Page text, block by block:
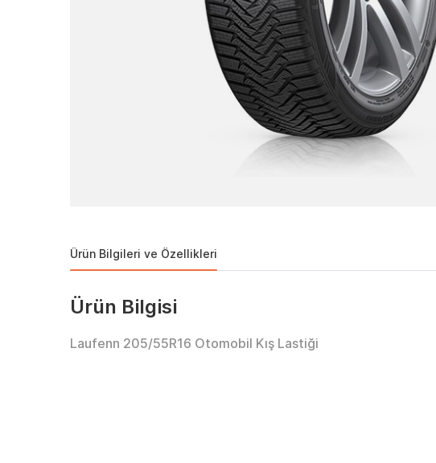
Ürün Bilgileri ve Özellikleri
Ürün Bilgisi
Laufenn 205/55R16 Otomobil Kış Lastiği